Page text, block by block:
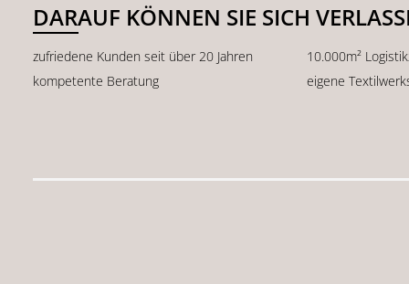
DARAUF KÖNNEN SIE SICH
zufriedene Kunden seit über 20 Jahren
10.000m²
kompetente Beratung
eigene